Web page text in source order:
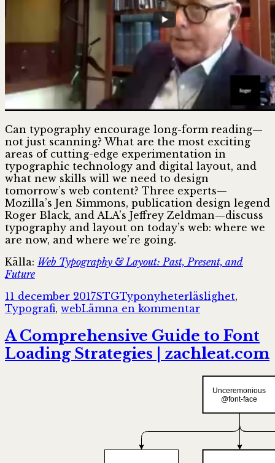
Can typography encourage long-form reading—
not just scanning? What are the most exciting
areas of cutting-edge experimentation in
typographic technology and digital layout, and
what new skills will we need to design
tomorrow’s web content? Three experts—
Mozilla’s Jen Simmons, publication design legend
Roger Black, and ALA’s Jeffrey Zeldman—discuss
typography and layout on today’s web: where we
are now, and where we’re going.
Källa: Web Typography & Layout: Past, Present, and
Future
Postat
11 december 2017Författare
STGKategorier
TyponyheterTaggar
läslighet,
Typografi, webLämna en kommentartill
Typography
&
Layout:
and
Future
A Comprehensive Guide to Font
Loading Strategies | zachleat.com